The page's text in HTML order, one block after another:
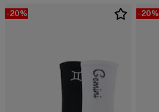
-20% -20%